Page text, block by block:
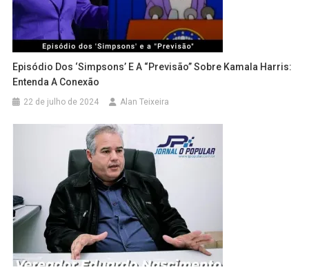
Episódio Dos ‘Simpsons’ E A “Previsão” Sobre Kamala Harris:
Entenda A Conexão
22 de julho de 2024 Alan Teixeira